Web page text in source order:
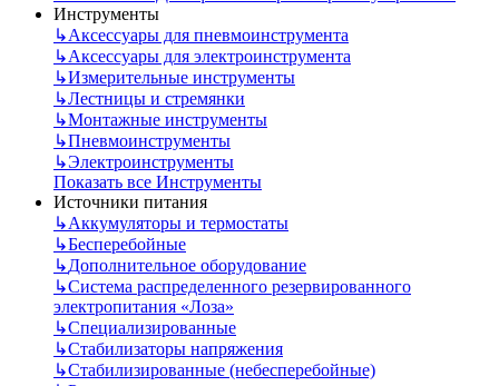
Инструменты
↳Аксессуары для пневмоинструмента
↳Аксессуары для электроинструмента
↳Измерительные инструменты
↳Лестницы и стремянки
↳Монтажные инструменты
↳Пневмоинструменты
↳Электроинструменты
Показать все Инструменты
Источники питания
↳Аккумуляторы и термостаты
↳Бесперебойные
↳Дополнительное оборудование
↳Система распределенного резервированного
электропитания «Лоза»
↳Специализированные
↳Стабилизаторы напряжения
↳Стабилизированные (небесперебойные)